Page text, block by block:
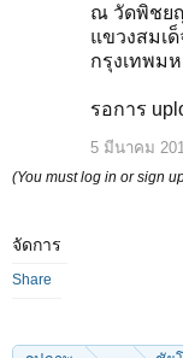
ณ วัดพิชย
แขวงสมเ
กรุงเทพม
รอการ
5 มีนาคม
(You must log in or sign
จัดการ
Share